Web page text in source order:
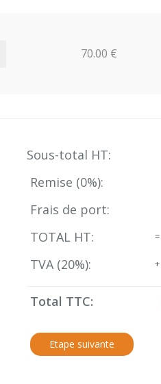
70.00 €
Sous-total HT:
Remise (0%):
Frais de port:
TOTAL HT:
=
TVA (20%): +
Total TTC: